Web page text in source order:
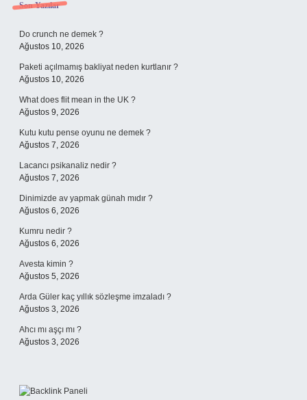
Sidebar
Son Yazılar
Do crunch ne demek ?
Ağustos 10, 2026
Paketi açılmamış bakliyat neden kurtlanır ?
Ağustos 10, 2026
What does flit mean in the UK ?
Ağustos 9, 2026
Kutu kutu pense oyunu ne demek ?
Ağustos 7, 2026
Lacancı psikanaliz nedir ?
Ağustos 7, 2026
Dinimizde av yapmak günah mıdır ?
Ağustos 6, 2026
Kumru nedir ?
Ağustos 6, 2026
Avesta kimin ?
Ağustos 5, 2026
Arda Güler kaç yıllık sözleşme imzaladı ?
Ağustos 3, 2026
Ahcı mı aşçı mı ?
Ağustos 3, 2026